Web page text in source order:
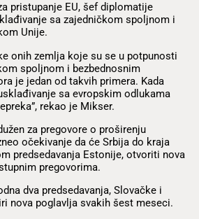
pristupanje EU, šef diplomatije
sa zajedničkom spoljnom i
Unije.
onih zemlja koje su se u potpunosti
spoljnom i bezbednosnim
je jedan od takvih primera. Kada
sa evropskim odlukama
rekao je Mikser.
za pregovore o proširenju
očekivanje da će Srbija do kraja
predsedavanja Estonije, otvoriti nova
pregovorima.
dva predsedavanja, Slovačke i
nova poglavlja svakih šest meseci.